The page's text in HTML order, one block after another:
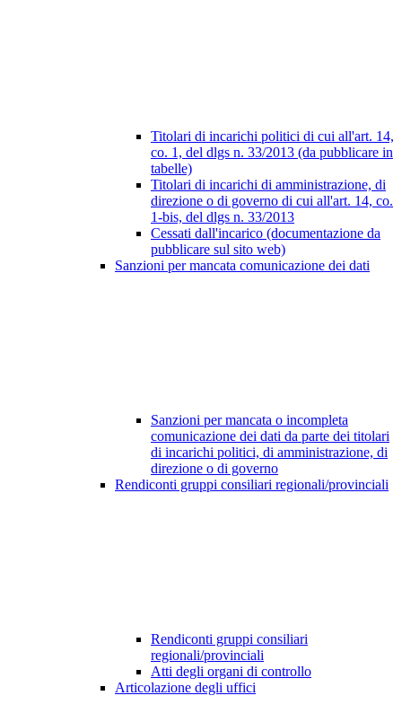
Titolari di incarichi politici di cui all'art. 14,
co. 1, del dlgs n. 33/2013 (da pubblicare in
tabelle)
Titolari di incarichi di amministrazione, di
direzione o di governo di cui all'art. 14, co.
1-bis, del dlgs n. 33/2013
Cessati dall'incarico (documentazione da
pubblicare sul sito web)
Sanzioni per mancata comunicazione dei dati
Sanzioni per mancata o incompleta
comunicazione dei dati da parte dei titolari
di incarichi politici, di amministrazione, di
direzione o di governo
Rendiconti gruppi consiliari regionali/provinciali
Rendiconti gruppi consiliari
regionali/provinciali
Atti degli organi di controllo
Articolazione degli uffici